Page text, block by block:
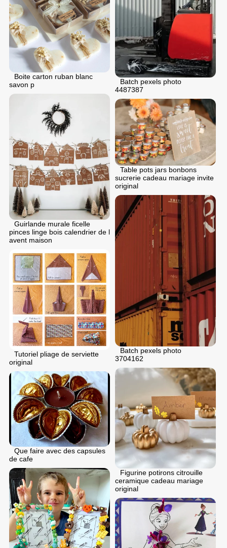
Batch pexels photo
4487387
Boite carton ruban blanc
savon p
Guirlande murale ficelle
pinces linge bois calendrier de l
avent maison
Table pots jars bonbons
sucrerie cadeau mariage invite
original
Batch pexels photo
3704162
Tutoriel pliage de serviette
original
Figurine potirons citrouille
ceramique cadeau mariage
original
Que faire avec des capsules
de cafe